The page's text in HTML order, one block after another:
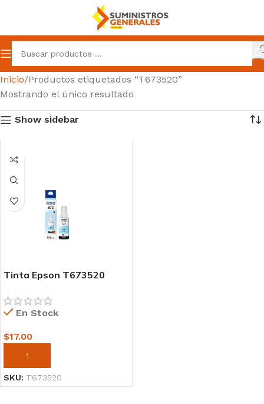
Inicio Productos etiquetados “T673520”
Mostrando el único resultado
Show sidebar
Tinta Epson T673520
En Stock
$17.00
AÑADIR AL CARRITO
SKU: T673520